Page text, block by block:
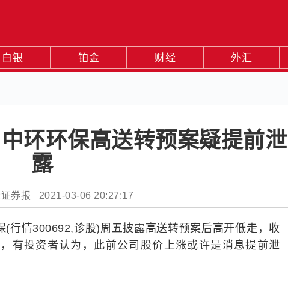
白银 铂金 财经 外汇
环环保高送转预案疑提前泄
露
证券报 2021-03-06 20:27:17
(行情300692,诊股)周五披露高送转预案后高开低走，收
有投资者认为，此前公司股价上涨或许是消息提前泄